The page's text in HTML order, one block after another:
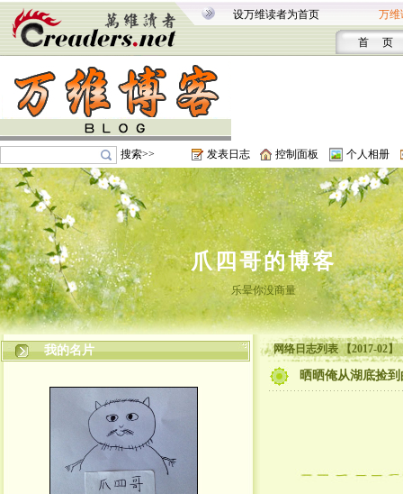
设万维读者为首页 万维
首 页
搜索>> 发表日志 控制面板 个人相册
爪四哥的博客
乐晕你没商量
我的名片 网络日志列表 【2017-02】
晒晒俺从湖底捡